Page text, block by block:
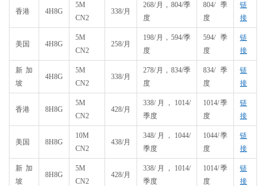
香港 4H8G
5M
CN2
338/月
268/月，804/季
度
804/季
度
链
接
美国 4H8G
5M
CN2
258/月
198/月，594/季
度
594/季
度
链
接
新加
坡
4H8G
5M
CN2
338/月
278/月，834/季
度
834/季
度
链
接
香港 8H8G
5M
CN2
428/月
338/月，1014/
季度
1014/季
度
链
接
美国 8H8G
10M
CN2
438/月
348/月，1044/
季度
1044/季
度
链
接
新加
坡
8H8G
5M
CN2
428/月
338/月，1014/
季度
1014/季
度
链
接